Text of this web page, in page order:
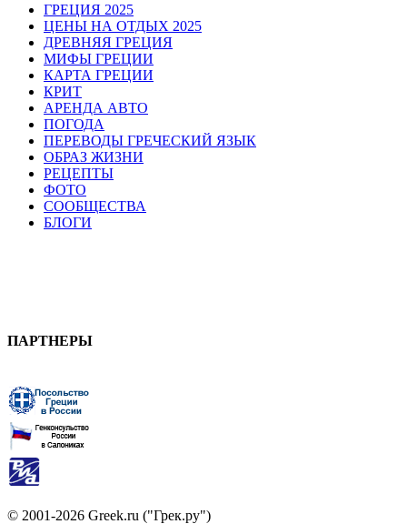
ГРЕЦИЯ 2025
ЦЕНЫ НА ОТДЫХ 2025
ДРЕВНЯЯ ГРЕЦИЯ
МИФЫ ГРЕЦИИ
КАРТА ГРЕЦИИ
КРИТ
АРЕНДА АВТО
ПОГОДА
ПЕРЕВОДЫ ГРЕЧЕСКИЙ ЯЗЫК
ОБРАЗ ЖИЗНИ
РЕЦЕПТЫ
ФОТО
СООБЩЕСТВА
БЛОГИ
ПАРТНЕРЫ
© 2001-2026 Greek.ru ("Грек.ру")